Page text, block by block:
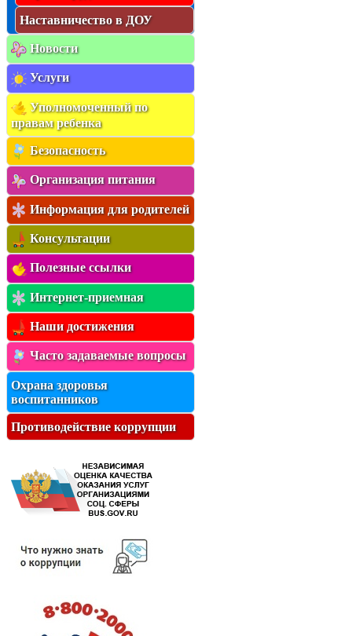
Наставничество в ДОУ
Новости
Услуги
Уполномоченный по
правам ребенка
Безопасность
Организация питания
Информация для родителей
Консультации
Полезные ссылки
Интернет-приемная
Наши достижения
Часто задаваемые вопросы
Охрана здоровья
воспитанников
Противодействие коррупции